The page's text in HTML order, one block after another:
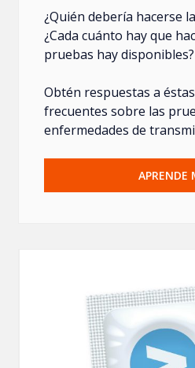
¿Quién debería hacerse
¿Cada cuánto hay que
pruebas hay disponibles?
Obtén respuestas a
frecuentes sobre las
enfermedades de
APRENDE